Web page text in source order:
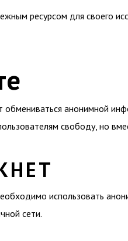
ресурсом для своего
обмениваться анонимной
свободу, но
использовать
сети.